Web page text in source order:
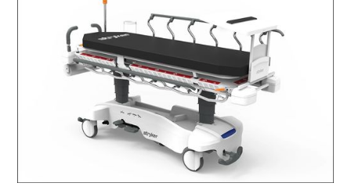
Sprzęt medyczny
Pompa do żywienia Kangaroo OMNI "Do
prawdziwego jedzenia"